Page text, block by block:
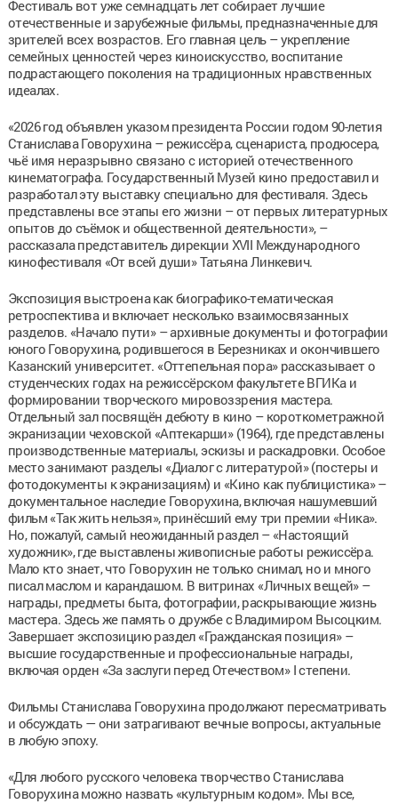
Фестиваль вот уже семнадцать лет собирает лучшие
отечественные и зарубежные фильмы, предназначенные для
зрителей всех возрастов. Его главная цель – укрепление
семейных ценностей через киноискусство, воспитание
подрастающего поколения на традиционных нравственных
идеалах.
«2026 год объявлен указом президента России годом 90-летия
Станислава Говорухина – режиссёра, сценариста, продюсера,
чьё имя неразрывно связано с историей отечественного
кинематографа. Государственный Музей кино предоставил и
разработал эту выставку специально для фестиваля. Здесь
представлены все этапы его жизни – от первых литературных
опытов до съёмок и общественной деятельности», –
рассказала представитель дирекции XVII Международного
кинофестиваля «От всей души» Татьяна Линкевич.
Экспозиция выстроена как биографико-тематическая
ретроспектива и включает несколько взаимосвязанных
разделов. «Начало пути» – архивные документы и фотографии
юного Говорухина, родившегося в Березниках и окончившего
Казанский университет. «Оттепельная пора» рассказывает о
студенческих годах на режиссёрском факультете ВГИКа и
формировании творческого мировоззрения мастера.
Отдельный зал посвящён дебюту в кино – короткометражной
экранизации чеховской «Аптекарши» (1964), где представлены
производственные материалы, эскизы и раскадровки. Особое
место занимают разделы «Диалог с литературой» (постеры и
фотодокументы к экранизациям) и «Кино как публицистика» –
документальное наследие Говорухина, включая нашумевший
фильм «Так жить нельзя», принёсший ему три премии «Ника».
Но, пожалуй, самый неожиданный раздел – «Настоящий
художник», где выставлены живописные работы режиссёра.
Мало кто знает, что Говорухин не только снимал, но и много
писал маслом и карандашом. В витринах «Личных вещей» –
награды, предметы быта, фотографии, раскрывающие жизнь
мастера. Здесь же память о дружбе с Владимиром Высоцким.
Завершает экспозицию раздел «Гражданская позиция» –
высшие государственные и профессиональные награды,
включая орден «За заслуги перед Отечеством» I степени.
Фильмы Станислава Говорухина продолжают пересматривать
и обсуждать — они затрагивают вечные вопросы, актуальные
в любую эпоху.
«Для любого русского человека творчество Станислава
Говорухина можно назвать «культурным кодом». Мы все,